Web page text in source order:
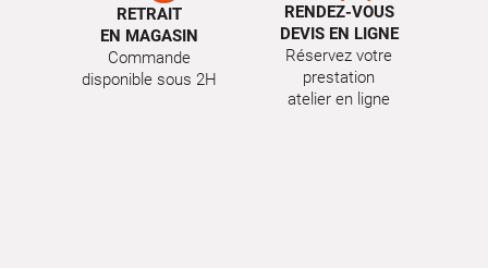
RETRAIT
EN MAGASIN
Commande
disponible sous 2H
RENDEZ-VOUS
DEVIS EN LIGNE
Réservez votre
prestation
atelier en ligne